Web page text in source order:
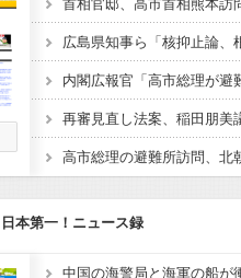
広島県知事ら「核抑止論、
日本第一！ニュース録